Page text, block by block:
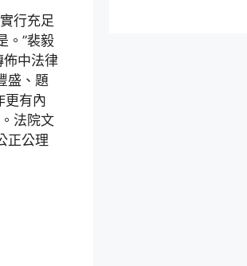
行充足
。”裴毅
佈中法律
盛、題
更有內
法院文
正公理